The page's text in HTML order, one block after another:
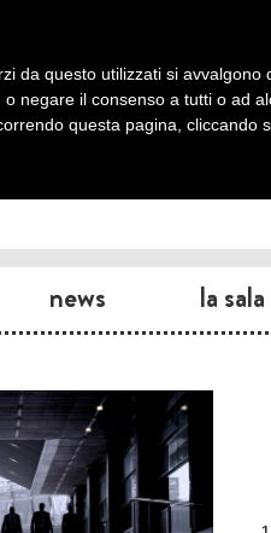
news la sala
da questo utilizzati si
o negare il consenso a tutti o ad
questa pagina, cliccando